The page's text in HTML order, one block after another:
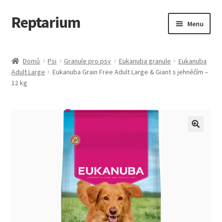
Přeskočit
na
Přejít
k
webu
Reptarium Menu
Košík
Domů Psi Granule pro psy Eukanuba granule
Eukanuba
Adult Large
Eukanuba Grain Free Adult Large & Giant s jehněčím –
12 kg